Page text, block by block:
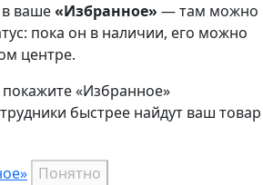
в ваше«Избранное» — там можно
пока он в наличии, его можно
центре.
«Избранное»
быстрее найдут ваш товар
Понятно